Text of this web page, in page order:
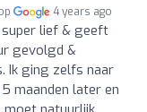
4 years ago
lief & geeft
gevolgd &
Ik ging zelfs naar
maanden later en